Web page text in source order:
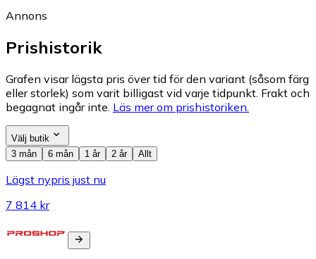
Annons
Prishistorik
Grafen visar lägsta pris över tid för den variant (såsom färg
eller storlek) som varit billigast vid varje tidpunkt. Frakt och
begagnat ingår inte. Läs mer om prishistoriken.
Välj butik
3 mån
6 mån 1 år 2 år Allt
Lägst nypris just nu
7 814 kr